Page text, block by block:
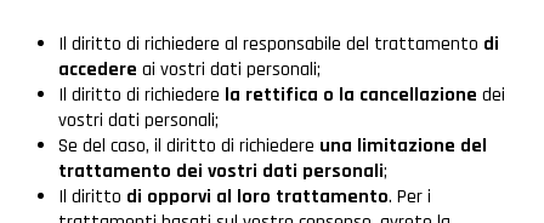
Il diritto di richiedere al responsabile del trattamento di
accedere ai vostri dati personali;
Il diritto di richiedere la rettifica o la cancellazione dei
vostri dati personali;
Se del caso, il diritto di richiedere una limitazione del
trattamento dei vostri dati personali;
Il diritto di opporvi al loro trattamento. Per i